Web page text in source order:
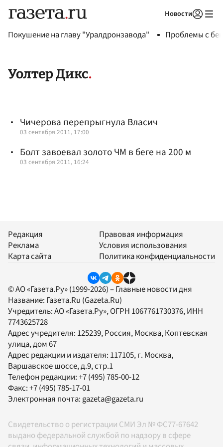
Новости
Покушение на главу "Уралдронзавода" Проблемы с
Уолтер Дикс
Чичерова перепрыгнула Власич
03 сентября 2011, 17:00
Болт завоевал золото ЧМ в беге на 200 м
03 сентября 2011, 16:24
Редакция
Реклама
Карта сайта
Правовая информация
Условия использования
Политика конфиденциальности
© АО «Газета.Ру» (1999-2026) – Главные новости дня
Название: Газета.Ru (Gazeta.Ru)
Учредитель:АО «Газета.Ру», ОГРН 1067761730376, ИНН
7743625728
Адрес учредителя: 125239, Россия, Москва, Коптевская
улица, дом 67
Адрес редакции и издателя: 117105, г. Москва,
Варшавское шоссе, д.9, стр.1
Телефон редакции:+7 (495) 785-00-12
Факс:+7 (495) 785-17-01
Электронная почта:gazeta@gazeta.ru
Свидетельство о регистрации СМИ Эл № ФС77-67642
выдано федеральной службой по надзору в сфере